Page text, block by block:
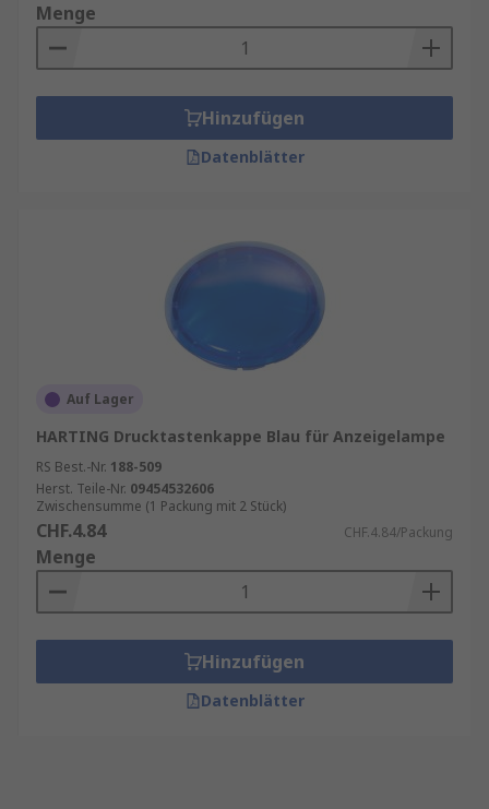
Menge
Hinzufügen
Datenblätter
Auf Lager
HARTING Drucktastenkappe Blau für Anzeigelampe
RS Best.-Nr. 188-509
Herst. Teile-Nr. 09454532606
Zwischensumme (1 Packung mit 2 Stück)
CHF.4.84 CHF.4.84/Packung
Menge
Hinzufügen
Datenblätter